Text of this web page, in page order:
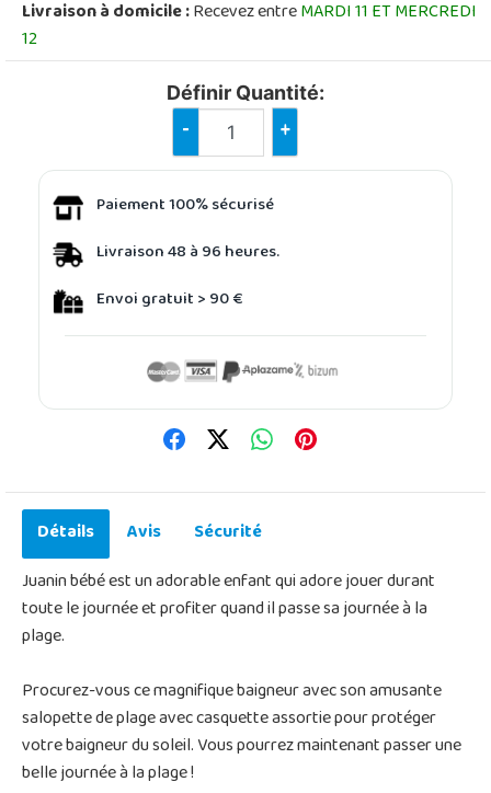
Livraison à domicile :Recevez entreMARDI 11 ET MERCREDI
12
Définir Quantité:
- +
Paiement 100% sécurisé
Livraison 48 à 96 heures.
Envoi gratuit > 90 €
Détails Avis
Sécurité
Juanin bébé est un adorable enfant qui adore jouer durant
toute le journée et profiter quand il passe sa journée à la
plage.
Procurez-vous ce magnifique baigneur avec son amusante
salopette de plage avec casquette assortie pour protéger
votre baigneur du soleil. Vous pourrez maintenant passer une
belle journée à la plage !